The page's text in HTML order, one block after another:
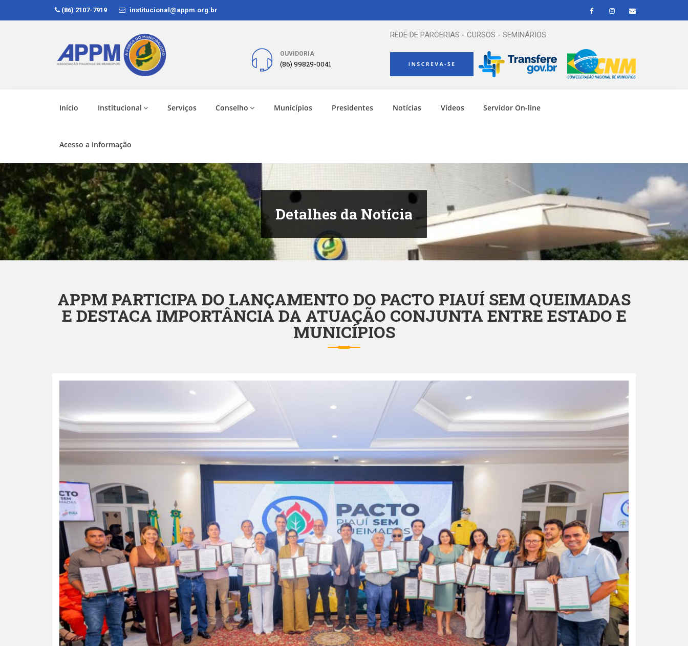
(86) 2107-7919 institucional@appm.org.br
OUVIDORIA
(86) 99829-0041
REDE DE PARCERIAS - CURSOS - SEMINÁRIOS
Início Institucional Serviços Conselho Municípios Presidentes Notícias Vídeos Servidor On-line
Acesso a Informação
Detalhes da Notícia
APPM PARTICIPA DO LANÇAMENTO DO PACTO PIAUÍ SEM QUEIMADAS
E DESTACA IMPORTÂNCIA DA ATUAÇÃO CONJUNTA ENTRE ESTADO E
MUNICÍPIOS